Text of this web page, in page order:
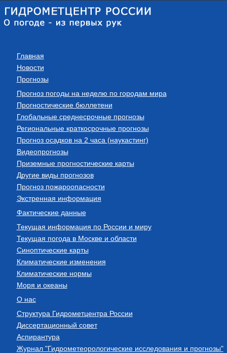
Главная
Новости
Прогнозы
Прогноз погоды на неделю по городам мира
Прогностические бюллетени
Глобальные среднесрочные прогнозы
Региональные краткосрочные прогнозы
Прогноз осадков на 2 часа (наукастинг)
Видеопрогнозы
Приземные прогностические карты
Другие виды прогнозов
Прогноз пожароопасности
Экстренная информация
Фактические данные
Текущая информация по России и миру
Текущая погода в Москве и области
Синоптические карты
Климатические изменения
Климатические нормы
Моря и океаны
О нас
Структура Гидрометцентра России
Диссертационный совет
Аспирантура
Журнал "Гидрометеорологические исследования и прогнозы"